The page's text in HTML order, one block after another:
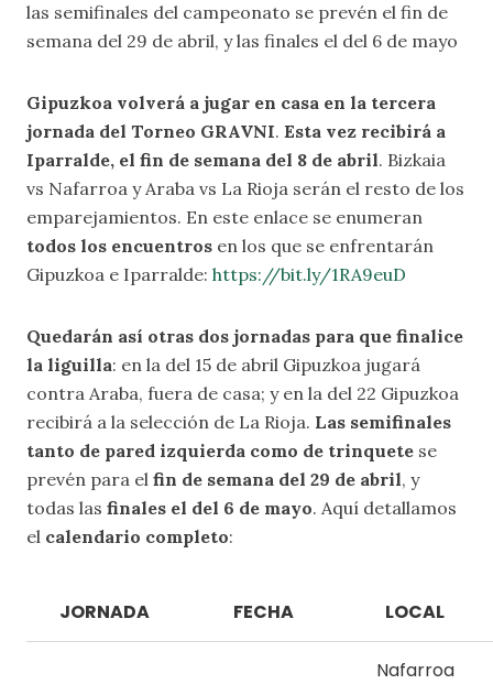
las semifinales del campeonato se prevén el fin de
semana del 29 de abril, y las finales el del 6 de mayo
Gipuzkoa volverá a jugar en casa en la tercera
jornada del Torneo GRAVNI. Esta vez recibirá a
Iparralde, el fin de semana del 8 de abril. Bizkaia
vs Nafarroa y Araba vs La Rioja serán el resto de los
emparejamientos. En este enlace se enumeran
todos los encuentros en los que se enfrentarán
Gipuzkoa e Iparralde: https://bit.ly/1RA9euD
Quedarán así otras dos jornadas para que finalice
la liguilla: en la del 15 de abril Gipuzkoa jugará
contra Araba, fuera de casa; y en la del 22 Gipuzkoa
recibirá a la selección de La Rioja. Las semifinales
tanto de pared izquierda como de trinquete se
prevén para el fin de semana del 29 de abril, y
todas las finales el del 6 de mayo. Aquí detallamos
el calendario completo:
JORNADA FECHA LOCAL
Nafarroa